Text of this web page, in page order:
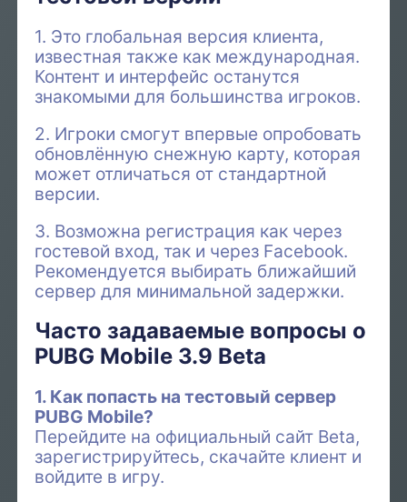
1. Это глобальная версия клиента,
известная также как международная.
Контент и интерфейс останутся
знакомыми для большинства игроков.
2. Игроки смогут впервые опробовать
обновлённую снежную карту, которая
может отличаться от стандартной
версии.
3. Возможна регистрация как через
гостевой вход, так и через Facebook.
Рекомендуется выбирать ближайший
сервер для минимальной задержки.
Часто задаваемые вопросы о
PUBG Mobile 3.9 Beta
1. Как попасть на тестовый сервер
PUBG Mobile?
Перейдите на официальный сайт Beta,
зарегистрируйтесь, скачайте клиент и
войдите в игру.